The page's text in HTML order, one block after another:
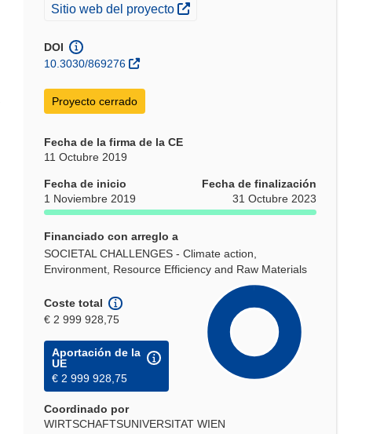
(se abrirá en una nueva ventana)
Sitio web del proyecto
DOI
10.3030/869276
Proyecto cerrado
Fecha de la firma de la CE
11 Octubre 2019
Fecha de inicio
1 Noviembre 2019
Fecha de finalización
31 Octubre 2023
Financiado con arreglo a
SOCIETAL CHALLENGES - Climate action,
Environment, Resource Efficiency and Raw Materials
Coste total
€ 2 999 928,75
Aportación de la
UE
€ 2 999 928,75
Coordinado por
WIRTSCHAFTSUNIVERSITAT WIEN